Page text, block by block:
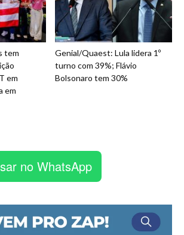
tem
em
em
Genial/Quaest: Lula lidera 1º
turno com 39%; Flávio
Bolsonaro tem 30%
no WhatsApp